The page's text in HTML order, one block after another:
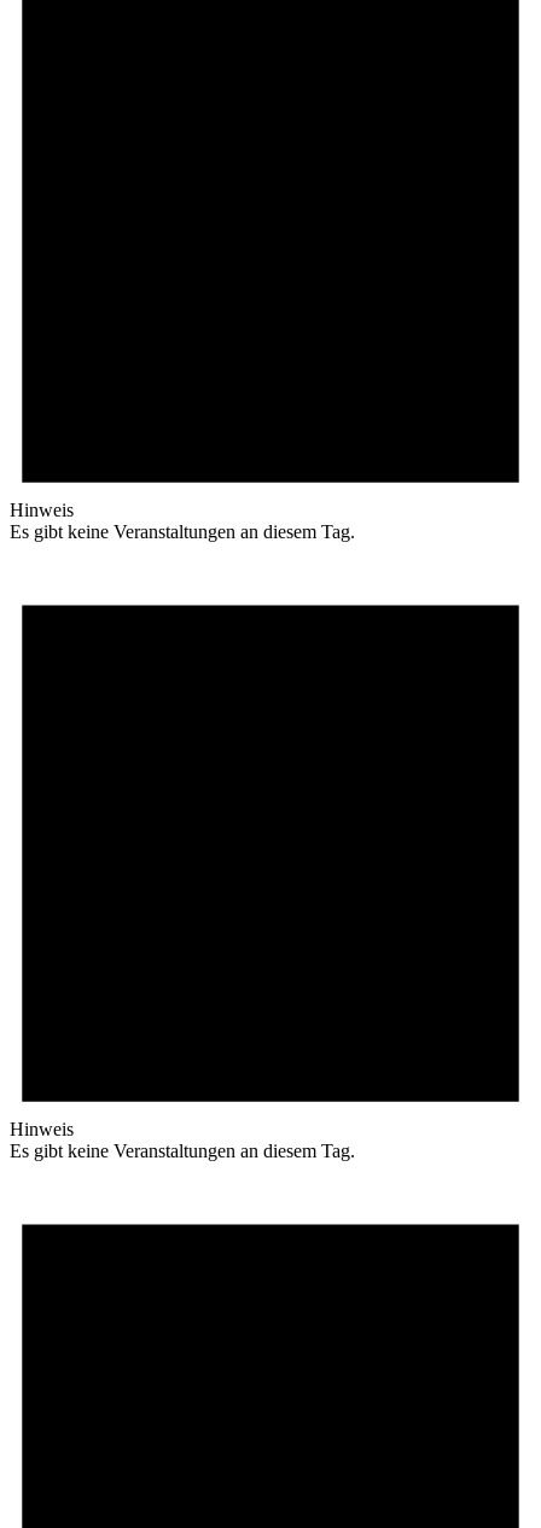
Hinweis
Es gibt keine Veranstaltungen an diesem Tag.
Hinweis
Es gibt keine Veranstaltungen an diesem Tag.